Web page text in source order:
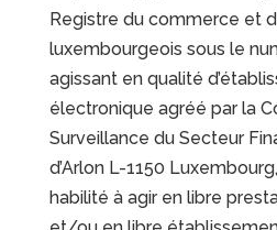
Registre du commerce et
luxembourgeois sous le
agissant en qualité
électronique agréé par la
Surveillance du Secteur
d’Arlon L-1150
habilité à agir en libre